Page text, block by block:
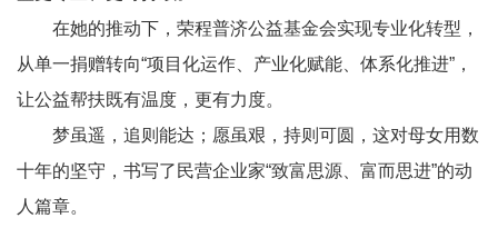
在她的推动下，荣程普济公益基金会实现专业化转型，
从单一捐赠转向“项目化运作、产业化赋能、体系化推进”，
让公益帮扶既有温度，更有力度。
梦虽遥，追则能达；愿虽艰，持则可圆，这对母女用数
十年的坚守，书写了民营企业家“致富思源、富而思进”的动
人篇章。